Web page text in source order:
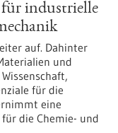
industrielle
auf. Dahinter
und
für die
eine
die Chemie- und